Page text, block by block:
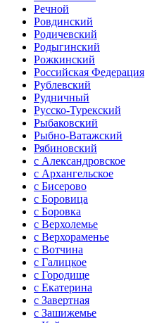
Речной
Ровдинский
Родичевский
Родыгинский
Рожкинский
Российская Федерация
Рублевский
Рудничный
Русско-Турекский
Рыбаковский
Рыбно-Ватажский
Рябиновский
с Александровское
с Архангельское
с Бисерово
с Боровица
с Боровка
с Верхолемье
с Верхораменье
с Вотчина
с Галицкое
с Городище
с Екатерина
с Завертная
с Зашижемье